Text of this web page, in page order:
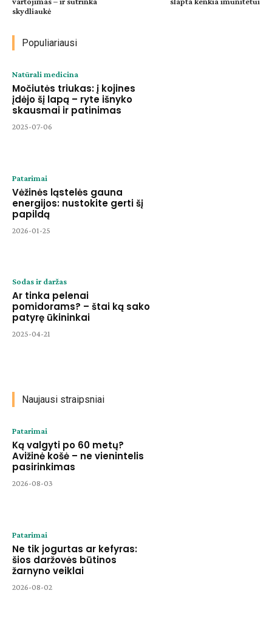
skydliaukė
Populiariausi
Natūrali medicina
Močiutės triukas: į kojines
įdėjo šį lapą – ryte išnyko
skausmai ir patinimas
2025-07-06
Patarimai
Vėžinės ląstelės gauna
energijos: nustokite gerti šį
papildą
2026-01-25
Sodas ir daržas
Ar tinka pelenai
pomidorams? – štai ką sako
patyrę ūkininkai
2025-04-21
Naujausi straipsniai
Patarimai
Ką valgyti po 60 metų?
Avižinė košė – ne vienintelis
pasirinkimas
2026-08-03
Patarimai
Ne tik jogurtas ar kefyras:
šios daržovės būtinos
žarnyno veiklai
2026-08-02